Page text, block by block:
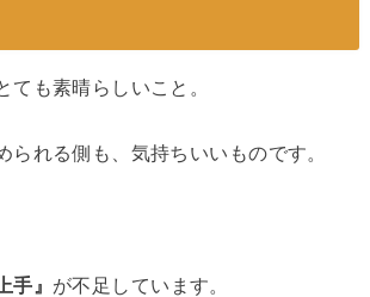
ても素晴らしいこと。
られる側も、気持ちいいものです。
手』 が不足しています。